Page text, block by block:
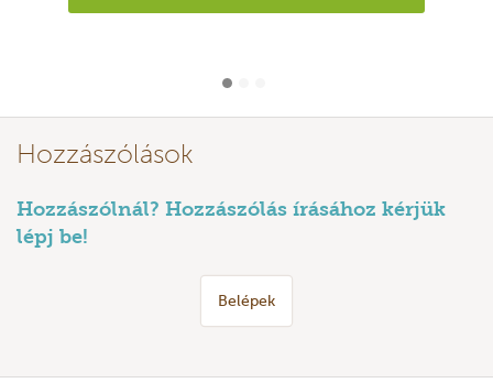
Hozzászólások
Hozzászólnál? Hozzászólás írásához kérjük
lépj be!
Belépek